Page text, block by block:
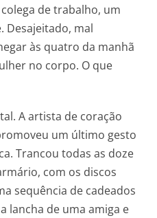
de trabalho, um
Desajeitado, mal
às quatro da manhã
no corpo. O que
A artista de coração
um último gesto
Trancou todas as doze
com os discos
sequência de cadeados
lancha de uma amiga e